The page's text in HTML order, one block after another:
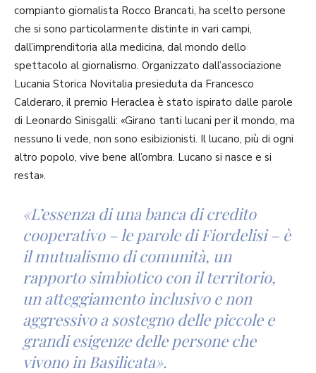
compianto giornalista Rocco Brancati, ha scelto persone
che si sono particolarmente distinte in vari campi,
dall’imprenditoria alla medicina, dal mondo dello
spettacolo al giornalismo. Organizzato dall’associazione
Lucania Storica Novitalia presieduta da Francesco
Calderaro, il premio Heraclea è stato ispirato dalle parole
di Leonardo Sinisgalli: «Girano tanti lucani per il mondo, ma
nessuno li vede, non sono esibizionisti. Il lucano, più di ogni
altro popolo, vive bene all’ombra. Lucano si nasce e si
resta».
«L’essenza di una banca di credito
cooperativo – le parole di Fiordelisi – è
il mutualismo di comunità, un
rapporto simbiotico con il territorio,
un atteggiamento inclusivo e non
aggressivo a sostegno delle piccole e
grandi esigenze delle persone che
vivono in Basilicata».